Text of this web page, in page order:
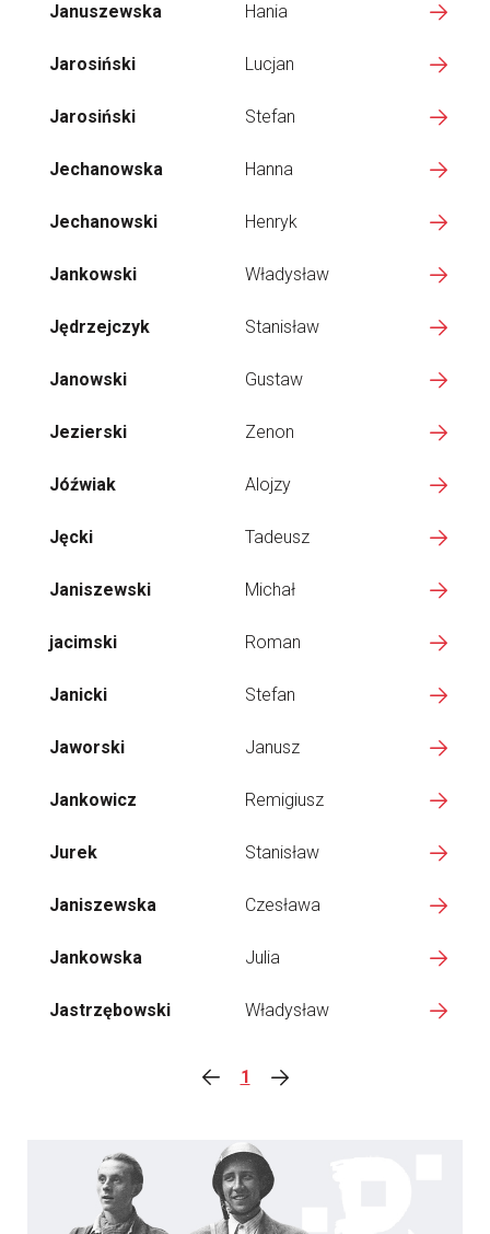
Januszewska Hania
Jarosiński Lucjan
Jarosiński Stefan
Jechanowska Hanna
Jechanowski Henryk
Jankowski Władysław
Jędrzejczyk Stanisław
Janowski Gustaw
Jezierski Zenon
Jóźwiak Alojzy
Jęcki Tadeusz
Janiszewski Michał
jacimski Roman
Janicki Stefan
Jaworski Janusz
Jankowicz Remigiusz
Jurek Stanisław
Janiszewska Czesława
Jankowska Julia
Jastrzębowski Władysław
1